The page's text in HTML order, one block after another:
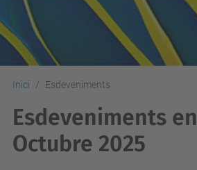
Inici Esdeveniments
Esdeveniments en
Octubre 2025